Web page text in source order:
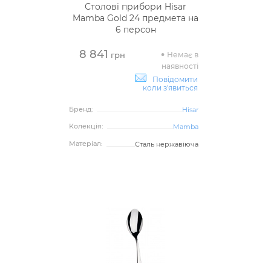
Столові прибори Hisar
Mamba Gold 24 предмета на
6 персон
8 841 грн
Немає в
наявності
Повідомити
коли з'явиться
Бренд:
Hisar
Колекція:
Mamba
Матеріал:
Сталь нержавіюча